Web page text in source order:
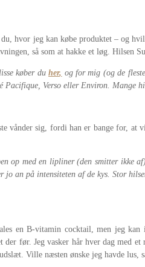
hvor jeg kan købe produktet – og
så som at hakke et løg. Hilsen
køber duher, og for mig (og de
Verso eller Environ. Mange
sig, fordi han er bange for, at
med en lipliner (den smitter ikke
an på intensiteten af de kys. Stor
en B-vitamin cocktail, men jeg
før. Jeg vasker hår hver dag med
Ville næsten ønske jeg havde lus,